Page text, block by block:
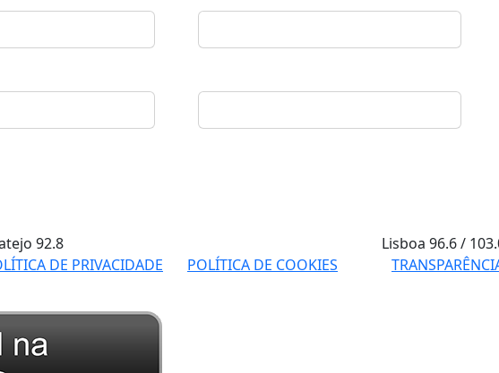
92.8 Lisboa96.6 /
DE PRIVACIDADE POLÍTICA DE COOKIES